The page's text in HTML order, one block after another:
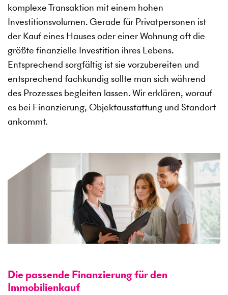
komplexe Transaktion mit einem hohen
Investitionsvolumen. Gerade für Privatpersonen ist
der Kauf eines Hauses oder einer Wohnung oft die
größte finanzielle Investition ihres Lebens.
Entsprechend sorgfältig ist sie vorzubereiten und
entsprechend fachkundig sollte man sich während
des Prozesses begleiten lassen. Wir erklären, worauf
es bei Finanzierung, Objektausstattung und Standort
ankommt.
Die passende Finanzierung für den
Immobilienkauf